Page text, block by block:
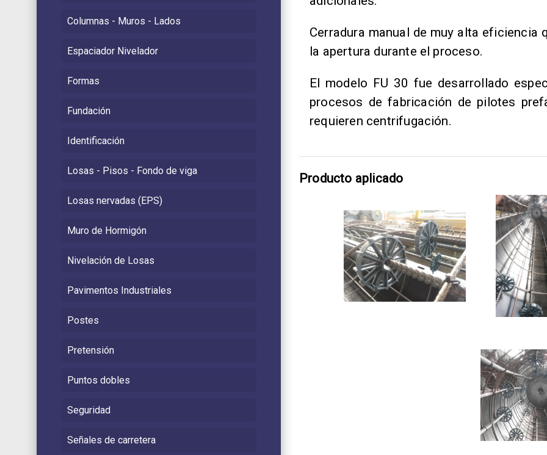
Columnas - Muros - Lados
Espaciador Nivelador
Formas
Fundación
Identificación
Losas - Pisos - Fondo de viga
Losas nervadas (EPS)
Muro de Hormigón
Nivelación de Losas
Pavimentos Industriales
Postes
Pretensión
Puntos dobles
Seguridad
Señales de carretera
Cerradura manual de muy alta eficiencia
la apertura durante el proceso.
El modelo FU 30 fue desarrollado
procesos de fabricación de pilotes
requieren centrifugación.
Producto aplicado